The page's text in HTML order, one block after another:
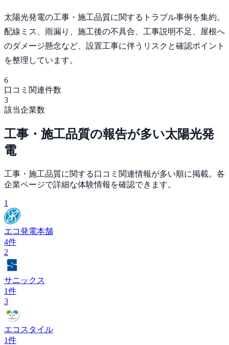
太陽光発電の工事・施工品質に関するトラブル事例を集約。
配線ミス、雨漏り、施工後の不具合、工事説明不足、屋根へ
のダメージ懸念など、設置工事に伴うリスクと確認ポイント
を整理しています。
6
口コミ関連件数
3
該当企業数
工事・施工品質の報告が多い太陽光発
電
工事・施工品質に関する口コミ関連情報が多い順に掲載。各
企業ページで詳細な体験情報を確認できます。
1
エコ発電本舗
4件
2
サニックス
1件
3
エコスタイル
1件